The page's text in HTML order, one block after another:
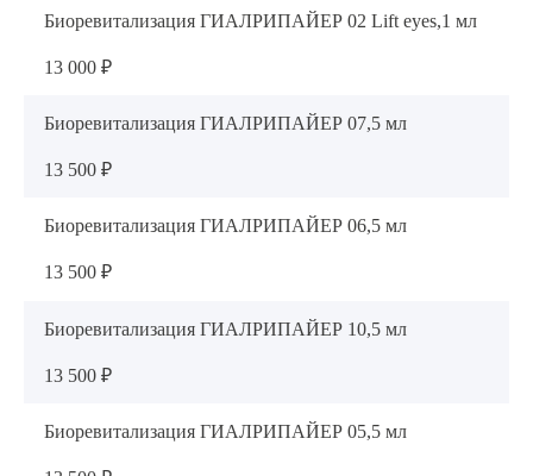
Биоревитализация ГИАЛРИПАЙЕР 02 Lift eyes,1 мл
13 000 ₽
Биоревитализация ГИАЛРИПАЙЕР 07,5 мл
13 500 ₽
Биоревитализация ГИАЛРИПАЙЕР 06,5 мл
13 500 ₽
Биоревитализация ГИАЛРИПАЙЕР 10,5 мл
13 500 ₽
Биоревитализация ГИАЛРИПАЙЕР 05,5 мл